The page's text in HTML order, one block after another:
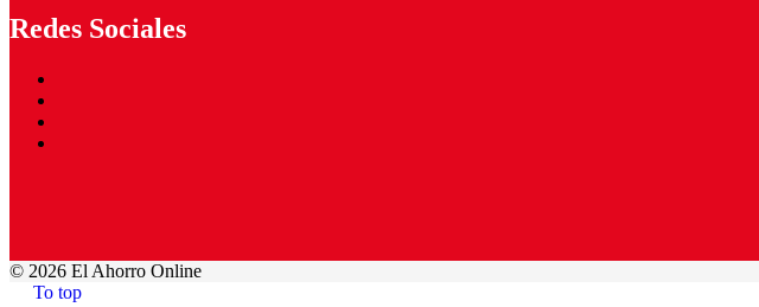
Redes Sociales
© 2026 El Ahorro Online
To top